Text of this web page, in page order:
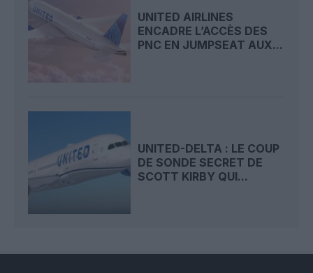
UNITED AIRLINES
ENCADRE L’ACCÈS DES
PNC EN JUMPSEAT AUX...
UNITED-DELTA : LE COUP
DE SONDE SECRET DE
SCOTT KIRBY QUI...